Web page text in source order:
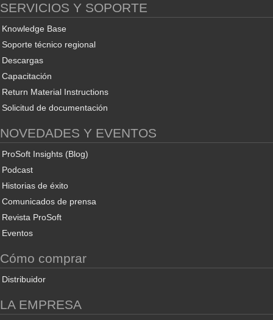
SERVICIOS Y SOPORTE
Knowledge Base
Soporte técnico regional
Descargas
Capacitación
Return Material Instructions
Solicitud de documentación
NOVEDADES Y EVENTOS
ProSoft Insights (Blog)
Podcast
Historias de éxito
Comunicados de prensa
Revista ProSoft
Eventos
Cómo comprar
Distribuidor
LA EMPRESA